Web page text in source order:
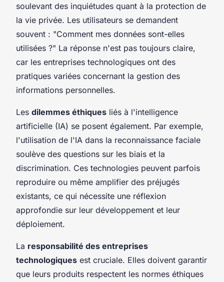
soulevant des inquiétudes quant à la protection de
la vie privée. Les utilisateurs se demandent
souvent : "Comment mes données sont-elles
utilisées ?" La réponse n'est pas toujours claire,
car les entreprises technologiques ont des
pratiques variées concernant la gestion des
informations personnelles.
Les dilemmes éthiques liés à l'intelligence
artificielle (IA) se posent également. Par exemple,
l'utilisation de l'IA dans la reconnaissance faciale
soulève des questions sur les biais et la
discrimination. Ces technologies peuvent parfois
reproduire ou même amplifier des préjugés
existants, ce qui nécessite une réflexion
approfondie sur leur développement et leur
déploiement.
La responsabilité des entreprises
technologiques est cruciale. Elles doivent garantir
que leurs produits respectent les normes éthiques